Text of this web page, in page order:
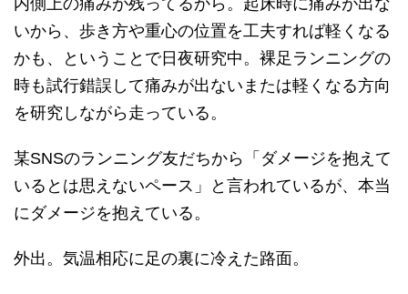
内側上の痛みが残ってるから。起床時に痛みが出な
いから、歩き方や重心の位置を工夫すれば軽くなる
かも、ということで日夜研究中。裸足ランニングの
時も試行錯誤して痛みが出ないまたは軽くなる方向
を研究しながら走っている。
某SNSのランニング友だちから「ダメージを抱えて
いるとは思えないペース」と言われているが、本当
にダメージを抱えている。
外出。気温相応に足の裏に冷えた路面。